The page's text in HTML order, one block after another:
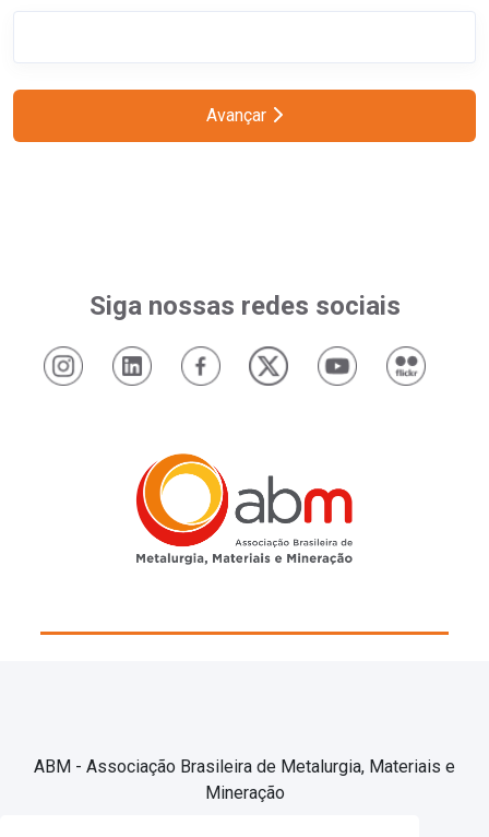
Avançar
Siga nossas redes sociais
ABM - Associação Brasileira de Metalurgia, Materiais e
Mineração